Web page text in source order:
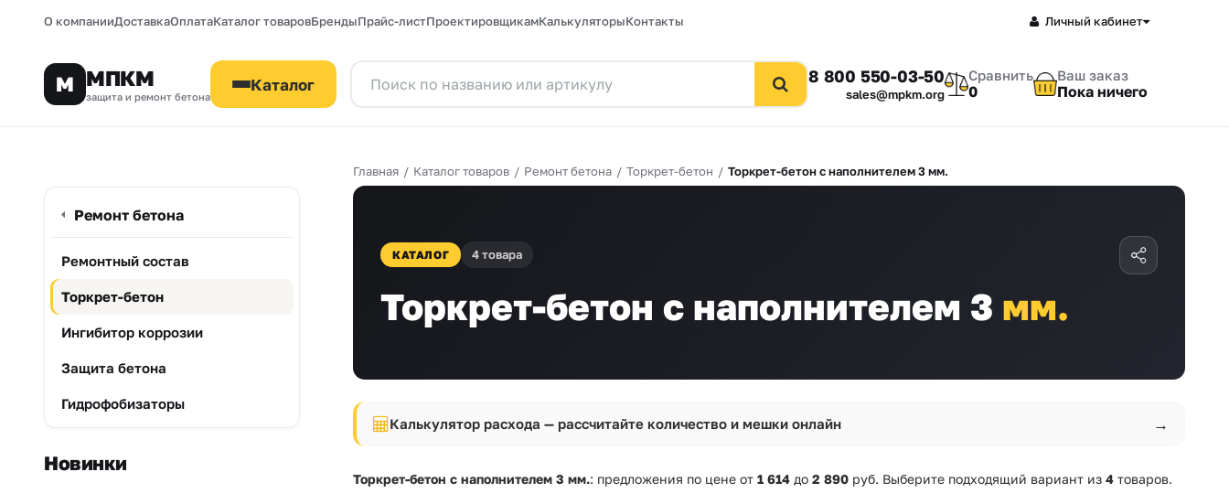
О компанииДоставкаОплатаКаталог товаровБрендыПрайс-листПроектировщикамКалькуляторыКонтакты Личный кабинет
М МПКМ
защита и ремонт бетона
Каталог 8 800 550-03-50
sales@mpkm.org
Сравнить
0
Ваш заказ
Пока ничего
Ремонт бетона
Ремонтный состав
Торкрет-бетон
Ингибитор коррозии
Защита бетона
Гидрофобизаторы
Новинки
Главная / Каталог товаров / Ремонт бетона / Торкрет-бетон / Торкрет-бетон с наполнителем 3 мм.
КАТАЛОГ 4 товара
Торкрет-бетон с наполнителем 3 мм.
Калькулятор расхода — рассчитайте количество и мешки онлайн →
Торкрет-бетон с наполнителем 3 мм.: предложения по цене от 1 614 до 2 890 руб. Выберите подходящий вариант из 4 товаров.